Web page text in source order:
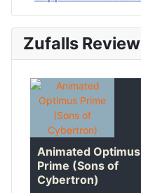
Zufalls Review
Animated Optimus
Prime (Sons of
Cybertron)